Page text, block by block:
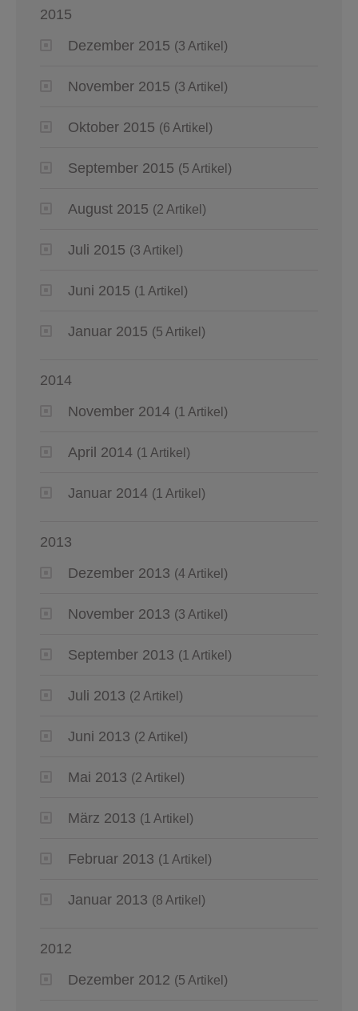
2015
Dezember 2015 (3 Artikel)
November 2015 (3 Artikel)
Oktober 2015 (6 Artikel)
September 2015 (5 Artikel)
August 2015 (2 Artikel)
Juli 2015 (3 Artikel)
Juni 2015 (1 Artikel)
Januar 2015 (5 Artikel)
2014
November 2014 (1 Artikel)
April 2014 (1 Artikel)
Januar 2014 (1 Artikel)
2013
Dezember 2013 (4 Artikel)
November 2013 (3 Artikel)
September 2013 (1 Artikel)
Juli 2013 (2 Artikel)
Juni 2013 (2 Artikel)
Mai 2013 (2 Artikel)
März 2013 (1 Artikel)
Februar 2013 (1 Artikel)
Januar 2013 (8 Artikel)
2012
Dezember 2012 (5 Artikel)